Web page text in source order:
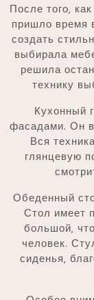
После того‚
пришло время
создать
выбирала
решила
технику
Кухонный
фасадами. Он
Вся
глянцевую
Обеденный
Стол имеет
большой‚
человек.
сиденья‚